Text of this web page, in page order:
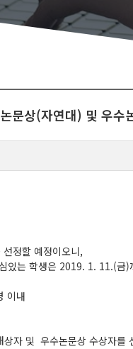
문상(자연대) 및 우수
정할 예정이오니,
있는 학생은 2019. 1. 11.(금
이내
및 우수논문상 수상자를